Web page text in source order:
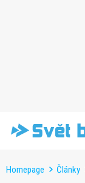
Homepage Články